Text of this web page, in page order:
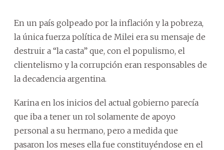
En un país golpeado por la inflación y la pobreza,
la única fuerza política de Milei era su mensaje de
destruir a “la casta” que, con el populismo, el
clientelismo y la corrupción eran responsables de
la decadencia argentina.
Karina en los inicios del actual gobierno parecía
que iba a tener un rol solamente de apoyo
personal a su hermano, pero a medida que
pasaron los meses ella fue constituyéndose en el